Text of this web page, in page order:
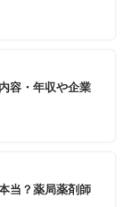
容・年収や企業
当？薬局薬剤師